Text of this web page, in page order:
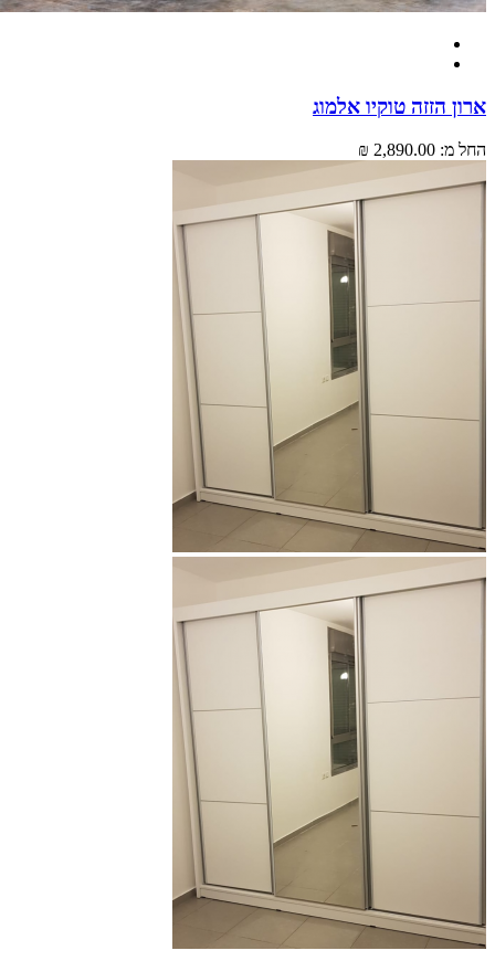
הזזה טוקיו אלמוג
מ: 2,890.00 ₪